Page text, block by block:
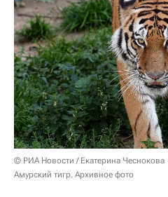
© РИА Новости / Екатерина Чеснокова
Амурский тигр. Архивное фото